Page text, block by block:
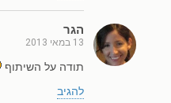
הגר
13 במאי 2013
תודה על השיתוף
להגיב